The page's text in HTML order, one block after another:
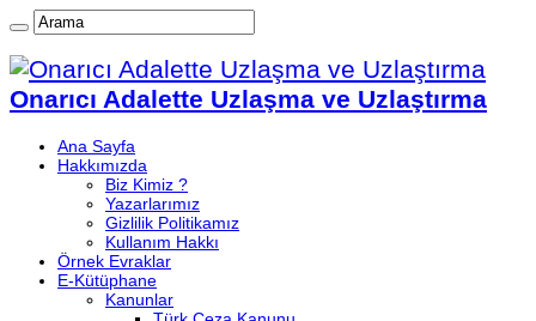
Onarıcı Adalette Uzlaşma ve Uzlaştırma
Ana Sayfa
Hakkımızda
Biz Kimiz ?
Yazarlarımız
Gizlilik Politikamız
Kullanım Hakkı
Örnek Evraklar
E-Kütüphane
Kanunlar